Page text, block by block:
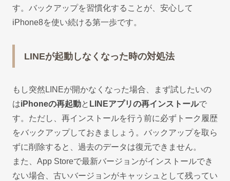
す。バックアップを習慣化することが、安心して
iPhone8を使い続ける第一歩です。
LINEが起動しなくなった時の対処法
もし突然LINEが開かなくなった場合、まず試したいの
はiPhoneの再起動と LINEアプリの再インストールで
す。ただし、再インストールを行う前に必ずトーク履歴
をバックアップしておきましょう。バックアップを取ら
ずに削除すると、過去のデータは復元できません。
また、App Storeで最新バージョンがインストールでき
ない場合、古いバージョンがキャッシュとして残ってい